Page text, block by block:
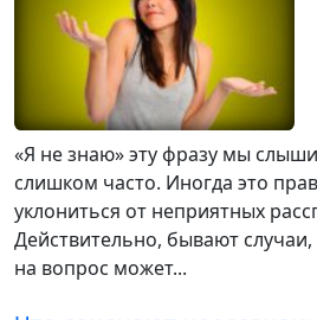
«Я не знаю» эту фразу мы
слишком часто. Иногда это
уклониться от неприятных
Действительно, бывают
на вопрос может...